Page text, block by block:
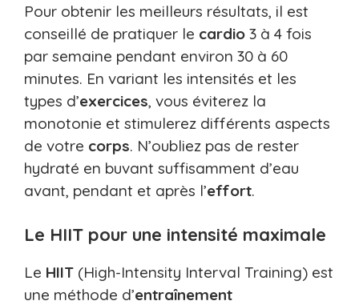
Pour obtenir les meilleurs résultats, il est
conseillé de pratiquer le cardio 3 à 4 fois
par semaine pendant environ 30 à 60
minutes. En variant les intensités et les
types d’exercices, vous éviterez la
monotonie et stimulerez différents aspects
de votre corps. N’oubliez pas de rester
hydraté en buvant suffisamment d’eau
avant, pendant et après l’effort.
Le HIIT pour une intensité maximale
Le HIIT (High-Intensity Interval Training) est
une méthode d’entraînement